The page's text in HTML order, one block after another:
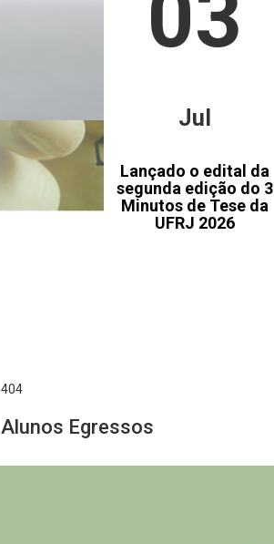
Jul
Lançado o edital da
segunda edição do 3
Minutos de Tese da
UFRJ 2026
404
Alunos Egressos